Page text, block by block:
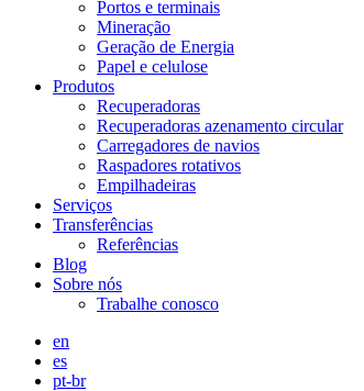
Portos e terminais
Mineração
Geração de Energia
Papel e celulose
Produtos
Recuperadoras
Recuperadoras azenamento circular
Carregadores de navios
Raspadores rotativos
Empilhadeiras
Serviços
Transferências
Referências
Blog
Sobre nós
Trabalhe conosco
en
es
pt-br